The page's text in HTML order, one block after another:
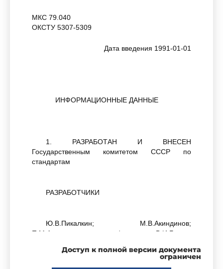
МКС 79.040
ОКСТУ 5307-5309
Дата введения 1991-01-01
ИНФОРМАЦИОННЫЕ ДАННЫЕ
1. РАЗРАБОТАН И ВНЕСЕН
Государственным комитетом СССР по
стандартам
РАЗРАБОТЧИКИ
Ю.В.Пикалкин; М.В.Акиндинов;
П.М.Анисимов, канд. с/х наук; В.И.Белов;
канд. техн. наук; В.В.Кислый, канд. техн. наук;
Н.И.Кожухов, д-р экон. наук; Л.М.Кореневич;
Доступ к полной версии документа
ограничен